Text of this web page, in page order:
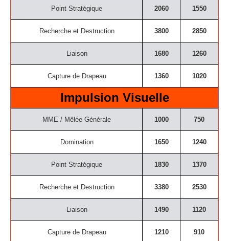
Point Stratégique 2060 1550
Recherche et Destruction 3800 2850
Liaison 1680 1260
Capture de Drapeau 1360 1020
Impulsion Visuelle
MME / Mêlée Générale 1000 750
Domination 1650 1240
Point Stratégique 1830 1370
Recherche et Destruction 3380 2530
Liaison 1490 1120
Capture de Drapeau 1210 910